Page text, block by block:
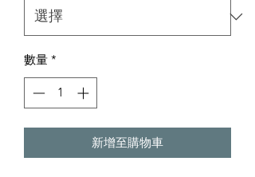
數量 *
新增至購物車